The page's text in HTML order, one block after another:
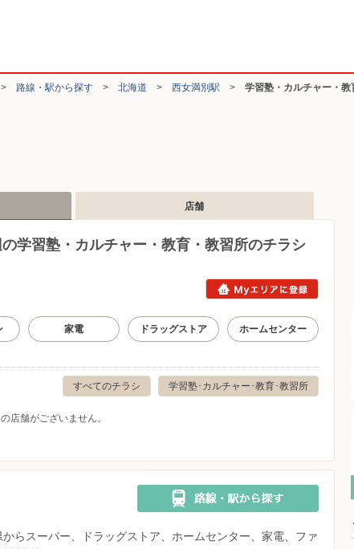
路線・駅から探す > 北海道 > 西女満別駅 > 学習塾・カルチャー・
店舗
学習塾・カルチャー・教育・教習所のチラシ
家電 ドラッグストア ホームセンター
学習塾･カルチャー･教育･教習所
すべてのチラシ
店舗がございません。
らスーパー、ドラッグストア、ホームセンター、家電、ファ